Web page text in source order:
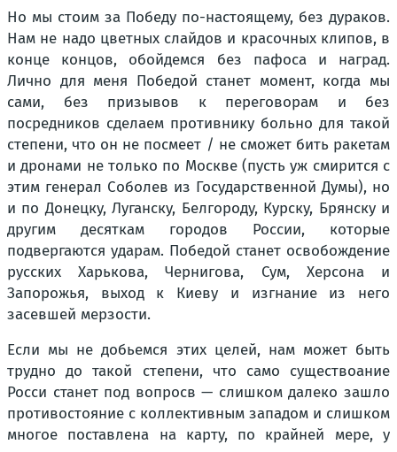
Но мы стоим за Победу по-настоящему, без дураков.
Нам не надо цветных слайдов и красочных клипов, в
конце концов, обойдемся без пафоса и наград.
Лично для меня Победой станет момент, когда мы
сами, без призывов к переговорам и без
посредников сделаем противнику больно для такой
степени, что он не посмеет / не сможет бить ракетам
и дронами не только по Москве (пусть уж смирится с
этим генерал Соболев из Государственной Думы), но
и по Донецку, Луганску, Белгороду, Курску, Брянску и
другим десяткам городов России, которые
подвергаются ударам. Победой станет освобождение
русских Харькова, Чернигова, Сум, Херсона и
Запорожья, выход к Киеву и изгнание из него
засевшей мерзости.
Если мы не добьемся этих целей, нам может быть
трудно до такой степени, что само существоание
Росси станет под вопросв — слишком далеко зашло
противостояние с коллективным западом и слишком
многое поставлена на карту, по крайней мере, у